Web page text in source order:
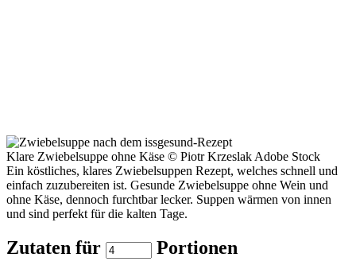
Klare Zwiebelsuppe ohne Käse © Piotr Krzeslak Adobe Stock
Ein köstliches, klares Zwiebelsuppen Rezept, welches schnell und
einfach zuzubereiten ist. Gesunde Zwiebelsuppe ohne Wein und
ohne Käse, dennoch furchtbar lecker. Suppen wärmen von innen
und sind perfekt für die kalten Tage.
Zutaten für Portionen